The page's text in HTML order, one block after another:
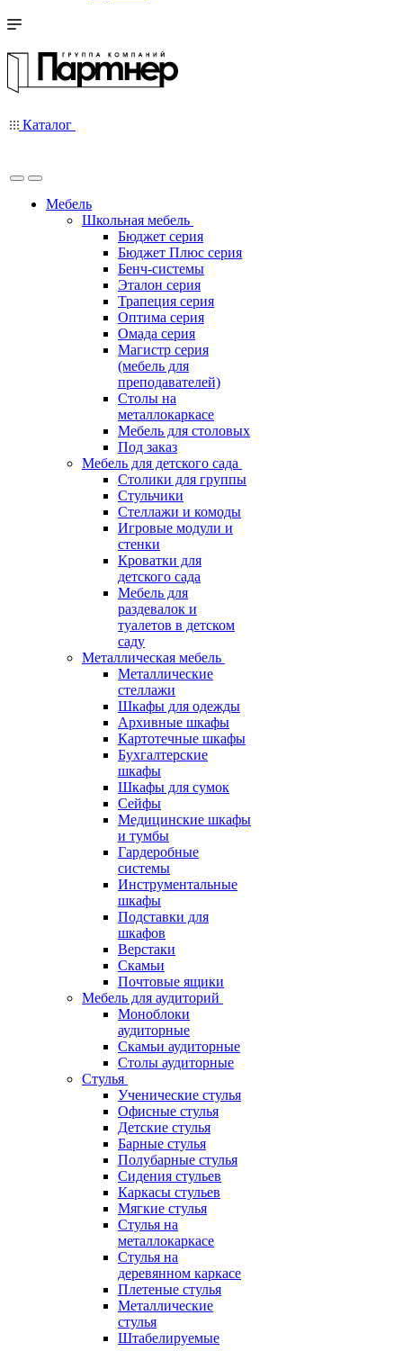
Каталог
Мебель
Школьная мебель
Бюджет серия
Бюджет Плюс серия
Бенч-системы
Эталон серия
Трапеция серия
Оптима серия
Омада серия
Магистр серия
(мебель для
преподавателей)
Столы на
металлокаркасе
Мебель для столовых
Под заказ
Мебель для детского сада
Столики для группы
Стульчики
Стеллажи и комоды
Игровые модули и
стенки
Кроватки для
детского сада
Мебель для
раздевалок и
туалетов в детском
саду
Металлическая мебель
Металлические
стеллажи
Шкафы для одежды
Архивные шкафы
Картотечные шкафы
Бухгалтерские
шкафы
Шкафы для сумок
Сейфы
Медицинские шкафы
и тумбы
Гардеробные
системы
Инструментальные
шкафы
Подставки для
шкафов
Верстаки
Скамьи
Почтовые ящики
Мебель для аудиторий
Моноблоки
аудиторные
Скамьи аудиторные
Столы аудиторные
Стулья
Ученические стулья
Офисные стулья
Детские стулья
Барные стулья
Полубарные стулья
Сидения стульев
Каркасы стульев
Мягкие стулья
Стулья на
металлокаркасе
Стулья на
деревянном каркасе
Плетеные стулья
Металлические
стулья
Штабелируемые